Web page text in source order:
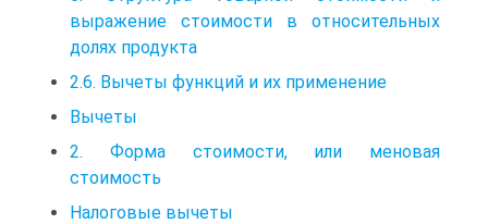
выражение стоимости в относительных
долях продукта
2.6. Вычеты функций и их применение
Вычеты
2. Форма стоимости, или меновая
стоимость
Налоговые вычеты